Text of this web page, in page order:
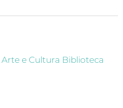
Arte e Cultura Biblioteca